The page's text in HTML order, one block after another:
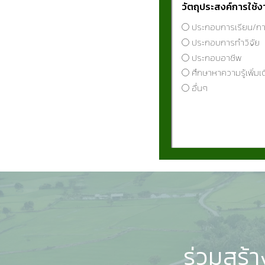
released 21 days
effective method,
Nevertheless, after
heat treatment at
percentages
ร่วมสร้
วัตถุประสงค์การใช้ง
ประกอบการเรียน/ก
ประกอบการทำวิจัย
ประกอบอาชีพ
ศึกษาหาความรู้เพิ่ม
อื่นๆ